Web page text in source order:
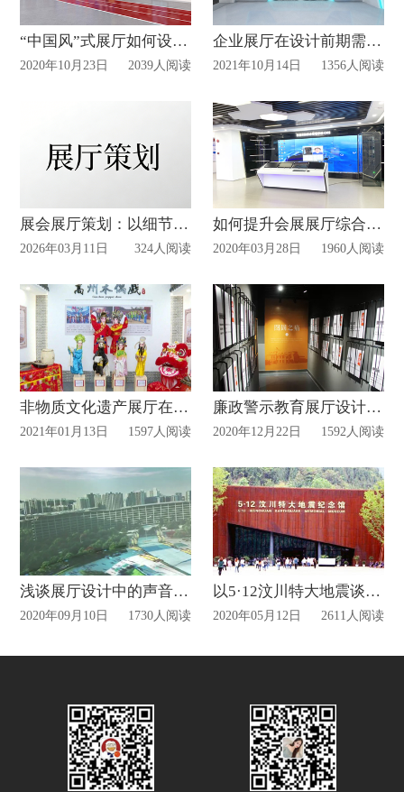
“中国风”式展厅如何设计?
2020年10月23日 2039人阅读
企业展厅在设计前期需要注意什么？
2021年10月14日 1356人阅读
展会展厅策划：以细节暖人心，以体验传价值
2026年03月11日 324人阅读
如何提升会展展厅综合性能?
2020年03月28日 1960人阅读
非物质文化遗产展厅在校园文化建设中的意义
2021年01月13日 1597人阅读
廉政警示教育展厅设计建设有什么意义？
2020年12月22日 1592人阅读
浅谈展厅设计中的声音设计!
2020年09月10日 1730人阅读
以5·12汶川特大地震谈谈地震纪念馆建设的意义!
2020年05月12日 2611人阅读